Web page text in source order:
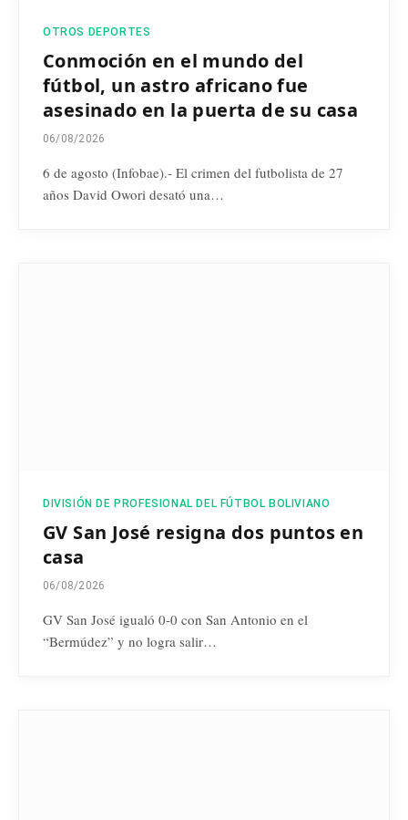
OTROS DEPORTES
Conmoción en el mundo del
fútbol, un astro africano fue
asesinado en la puerta de su casa
06/08/2026
6 de agosto (Infobae).- El crimen del futbolista de 27
años David Owori desató una…
DIVISIÓN DE PROFESIONAL DEL FÚTBOL BOLIVIANO
GV San José resigna dos puntos en
casa
06/08/2026
GV San José igualó 0-0 con San Antonio en el
“Bermúdez” y no logra salir…